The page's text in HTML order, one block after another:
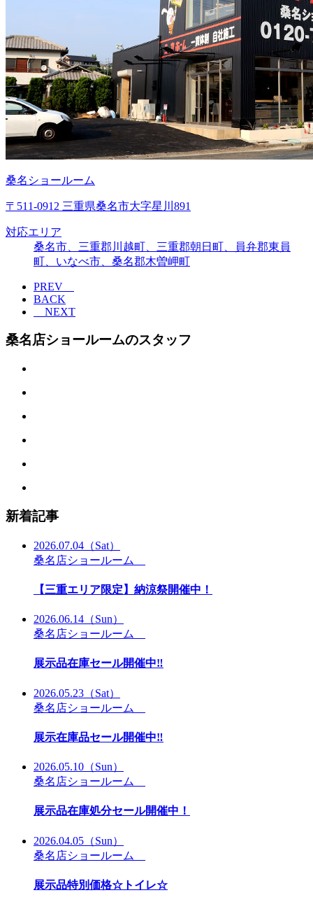
桑名ショールーム
〒511-0912 三重県桑名市大字星川891
対応エリア
桑名市、三重郡川越町、三重郡朝日町、員弁郡東員
町、いなべ市、桑名郡木曽岬町
PREV
BACK
NEXT
桑名店ショールームのスタッフ
新着記事
2026.07.04 （Sat）
桑名店ショールーム
【三重エリア限定】納涼祭開催中！
2026.06.14 （Sun）
桑名店ショールーム
展示品在庫セール開催中‼
2026.05.23 （Sat）
桑名店ショールーム
展示在庫品セール開催中‼
2026.05.10 （Sun）
桑名店ショールーム
展示品在庫処分セール開催中！
2026.04.05 （Sun）
桑名店ショールーム
展示品特別価格☆トイレ☆